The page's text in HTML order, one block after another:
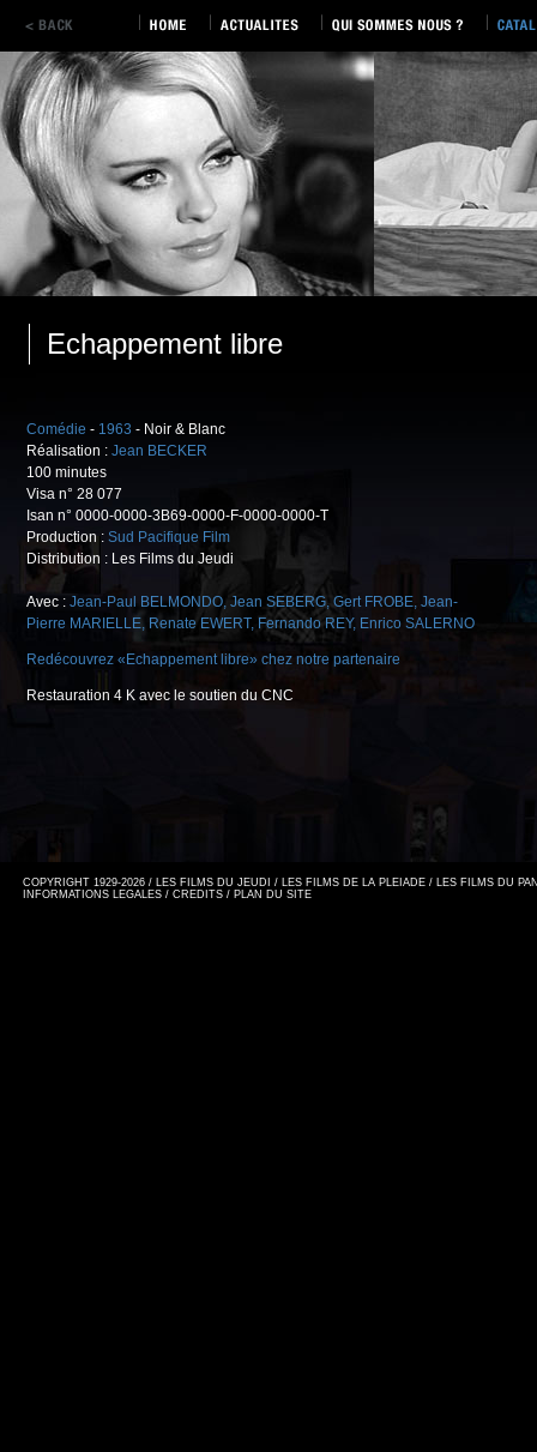
Echappement libre
Comédie - 1963 - Noir & Blanc
Réalisation : Jean BECKER
100 minutes
Visa n° 28 077
Isan n° 0000-0000-3B69-0000-F-0000-0000-T
Production : Sud Pacifique Film
Distribution : Les Films du Jeudi
Avec : Jean-Paul BELMONDO, Jean SEBERG, Gert FROBE, Jean-
Pierre MARIELLE, Renate EWERT, Fernando REY, Enrico SALERNO
Redécouvrez «Echappement libre» chez notre partenaire
Restauration 4 K avec le soutien du CNC
COPYRIGHT 1929-2026 / LES FILMS DU JEUDI / LES FILMS DE LA PLEIADE / LES FILMS DU
INFORMATIONS LEGALES / CREDITS / PLAN DU SITE